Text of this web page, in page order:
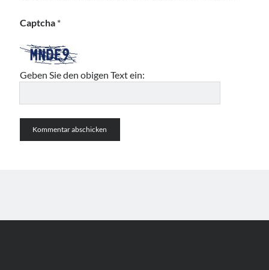
Captcha *
Geben Sie den obigen Text ein: